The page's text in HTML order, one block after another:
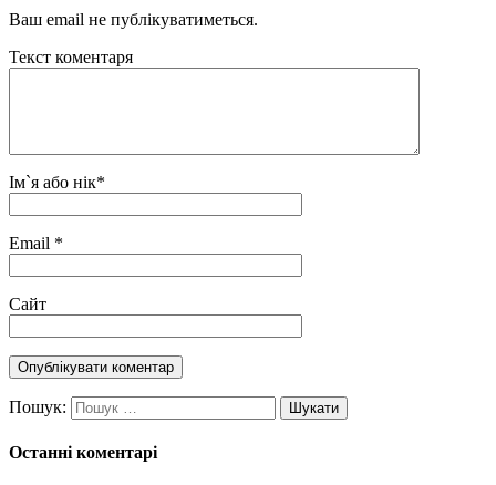
Ваш email не публікуватиметься.
Текст коментаря
Ім`я або нік*
Email *
Сайт
Пошук:
Останні коментарі